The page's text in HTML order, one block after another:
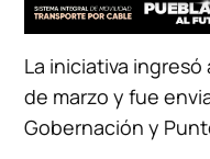
La iniciativa ingresó
de marzo y fue
Gobernación y